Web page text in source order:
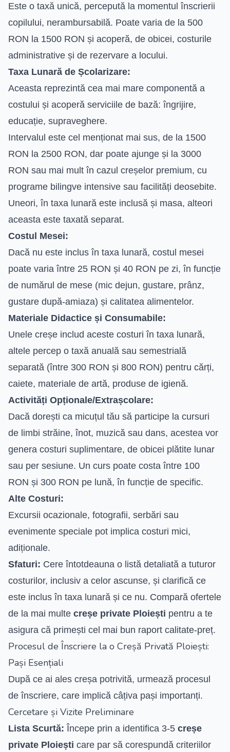
Este o taxă unică, percepută la momentul înscrierii
copilului, nerambursabilă. Poate varia de la 500
RON la 1500 RON și acoperă, de obicei, costurile
administrative și de rezervare a locului.
Taxa Lunară de Școlarizare:
Aceasta reprezintă cea mai mare componentă a
costului și acoperă serviciile de bază: îngrijire,
educație, supraveghere.
Intervalul este cel menționat mai sus, de la 1500
RON la 2500 RON, dar poate ajunge și la 3000
RON sau mai mult în cazul creșelor premium, cu
programe bilingve intensive sau facilități deosebite.
Uneori, în taxa lunară este inclusă și masa, alteori
aceasta este taxată separat.
Costul Mesei:
Dacă nu este inclus în taxa lunară, costul mesei
poate varia între 25 RON și 40 RON pe zi, în funcție
de numărul de mese (mic dejun, gustare, prânz,
gustare după-amiaza) și calitatea alimentelor.
Materiale Didactice și Consumabile:
Unele creșe includ aceste costuri în taxa lunară,
altele percep o taxă anuală sau semestrială
separată (între 300 RON și 800 RON) pentru cărți,
caiete, materiale de artă, produse de igienă.
Activități Opționale/Extrașcolare:
Dacă dorești ca micuțul tău să participe la cursuri
de limbi străine, înot, muzică sau dans, acestea vor
genera costuri suplimentare, de obicei plătite lunar
sau per sesiune. Un curs poate costa între 100
RON și 300 RON pe lună, în funcție de specific.
Alte Costuri:
Excursii ocazionale, fotografii, serbări sau
evenimente speciale pot implica costuri mici,
adiționale.
Sfaturi: Cere întotdeauna o listă detaliată a tuturor
costurilor, inclusiv a celor ascunse, și clarifică ce
este inclus în taxa lunară și ce nu. Compară ofertele
de la mai multe creșe private Ploiești pentru a te
asigura că primești cel mai bun raport calitate-preț.
Procesul de Înscriere la o Creșă Privată Ploiești:
Pași Esențiali
După ce ai ales creșa potrivită, urmează procesul
de înscriere, care implică câțiva pași importanți.
Cercetare și Vizite Preliminare
Lista Scurtă: Începe prin a identifica 3-5 creșe
private Ploiești care par să corespundă criteriilor